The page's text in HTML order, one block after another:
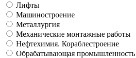
Лифты
Машиностроение
Металлургия
Механические монтажные работы
Нефтехимия. Кораблестроение
Обрабатывающая промышленность